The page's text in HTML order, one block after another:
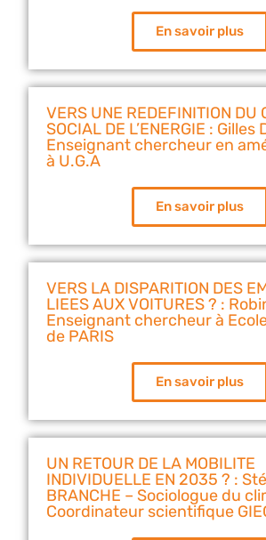
En savoir plus
VERS UNE REDEFINITION DU
SOCIAL DE L’ENERGIE : Gilles
Enseignant chercheur en
à U.G.A
En savoir plus
VERS LA DISPARITION DES
LIEES AUX VOITURES ? :
Enseignant chercheur à
de PARIS
En savoir plus
UN RETOUR DE LA MOBILITE
INDIVIDUELLE EN 2035 ? :
BRANCHE – Sociologue du
Coordinateur scientifique